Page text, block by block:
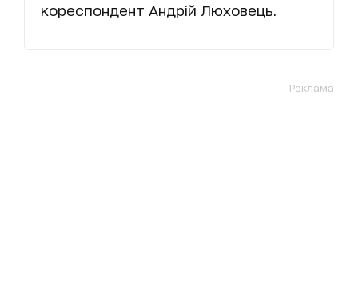
кореспондент Андрій Люховець.
Реклама